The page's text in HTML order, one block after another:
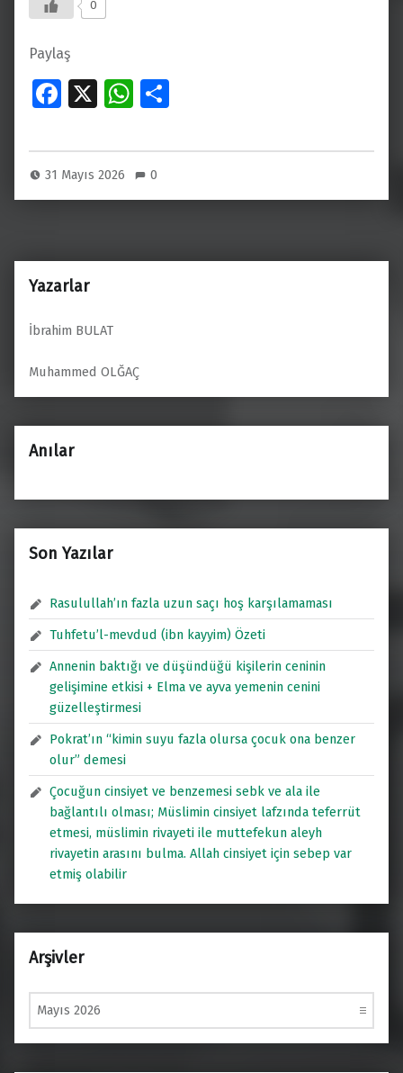
0
Paylaş
Fa
b
o
o
X
W
at
s
A
p
ar
31 Mayıs 2026 0
Yazarlar
İbrahim BULAT
Muhammed OLĞAÇ
Anılar
Son Yazılar
Rasulullah’ın fazla uzun saçı hoş karşılamaması
Tuhfetu’l-mevdud (ibn kayyim) Özeti
Annenin baktığı ve düşündüğü kişilerin ceninin
gelişimine etkisi + Elma ve ayva yemenin cenini
güzelleştirmesi
Pokrat’ın “kimin suyu fazla olursa çocuk ona benzer
olur” demesi
Çocuğun cinsiyet ve benzemesi sebk ve ala ile
bağlantılı olması; Müslimin cinsiyet lafzında teferrüt
etmesi, müslimin rivayeti ile muttefekun aleyh
rivayetin arasını bulma. Allah cinsiyet için sebep var
etmiş olabilir
Arşivler
Arşivler